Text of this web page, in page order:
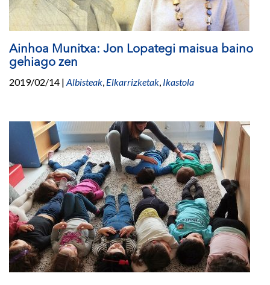
Ainhoa Munitxa: Jon Lopategi maisua baino
gehiago zen
2019/02/14 | Albisteak, Elkarrizketak, Ikastola